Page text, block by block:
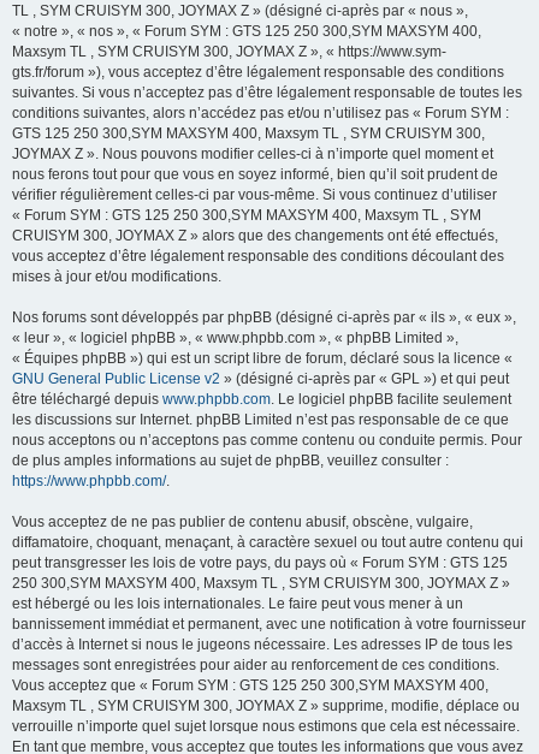
TL , SYM CRUISYM 300, JOYMAX Z » (désigné ci-après par « nous »,
« notre », « nos », « Forum SYM : GTS 125 250 300,SYM MAXSYM 400,
Maxsym TL , SYM CRUISYM 300, JOYMAX Z », « https://www.sym-
gts.fr/forum »), vous acceptez d’être légalement responsable des conditions
suivantes. Si vous n’acceptez pas d’être légalement responsable de toutes les
conditions suivantes, alors n’accédez pas et/ou n’utilisez pas « Forum SYM :
GTS 125 250 300,SYM MAXSYM 400, Maxsym TL , SYM CRUISYM 300,
JOYMAX Z ». Nous pouvons modifier celles-ci à n’importe quel moment et
nous ferons tout pour que vous en soyez informé, bien qu’il soit prudent de
vérifier régulièrement celles-ci par vous-même. Si vous continuez d’utiliser
« Forum SYM : GTS 125 250 300,SYM MAXSYM 400, Maxsym TL , SYM
CRUISYM 300, JOYMAX Z » alors que des changements ont été effectués,
vous acceptez d’être légalement responsable des conditions découlant des
mises à jour et/ou modifications.
Nos forums sont développés par phpBB (désigné ci-après par « ils », « eux »,
« leur », « logiciel phpBB », « www.phpbb.com », « phpBB Limited »,
« Équipes phpBB ») qui est un script libre de forum, déclaré sous la licence «
GNU General Public License v2 » (désigné ci-après par « GPL ») et qui peut
être téléchargé depuis www.phpbb.com. Le logiciel phpBB facilite seulement
les discussions sur Internet. phpBB Limited n’est pas responsable de ce que
nous acceptons ou n’acceptons pas comme contenu ou conduite permis. Pour
de plus amples informations au sujet de phpBB, veuillez consulter :
https://www.phpbb.com/.
Vous acceptez de ne pas publier de contenu abusif, obscène, vulgaire,
diffamatoire, choquant, menaçant, à caractère sexuel ou tout autre contenu qui
peut transgresser les lois de votre pays, du pays où « Forum SYM : GTS 125
250 300,SYM MAXSYM 400, Maxsym TL , SYM CRUISYM 300, JOYMAX Z »
est hébergé ou les lois internationales. Le faire peut vous mener à un
bannissement immédiat et permanent, avec une notification à votre fournisseur
d’accès à Internet si nous le jugeons nécessaire. Les adresses IP de tous les
messages sont enregistrées pour aider au renforcement de ces conditions.
Vous acceptez que « Forum SYM : GTS 125 250 300,SYM MAXSYM 400,
Maxsym TL , SYM CRUISYM 300, JOYMAX Z » supprime, modifie, déplace ou
verrouille n’importe quel sujet lorsque nous estimons que cela est nécessaire.
En tant que membre, vous acceptez que toutes les informations que vous avez